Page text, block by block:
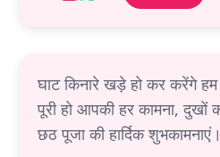
घाट किनारे खड़े हो कर करेंगे
पूरी हो आपकी हर कामना, दुखों
छठ पूजा की हार्दिक शुभकामनाएं।